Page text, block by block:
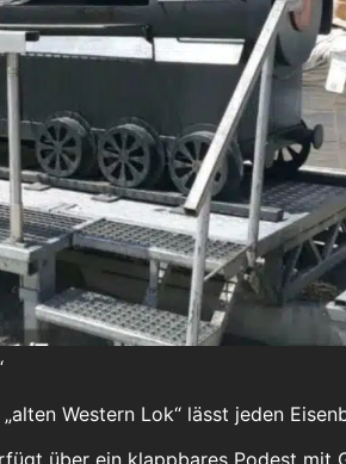
Western Lok“ lässt jeden